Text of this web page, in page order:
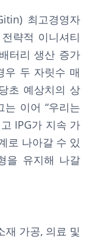
최고경영자
략적 이니셔티
터리 생산 증가
우 두 자릿수 매
초 예상치의 상
는 이어 “우리는
IPG가 지속 가
로 나아갈 수 있
을 유지해 나갈
재 가공, 의료 및